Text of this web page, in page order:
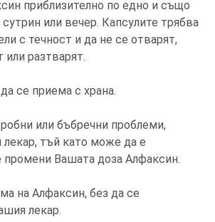
приблизително по едно и също
или вечер. Капсулите трябва
с течност и да не се отварят,
или разтварят.
се приема с храна.
или бъбречни проблеми,
лекар, тъй като може да е
промени Вашата доза Алфаксин.
на Алфаксин, без да се
лекар.